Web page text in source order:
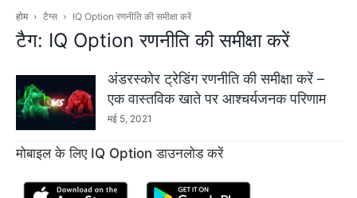
होम टैग्स IQ Option रणनीति की समीक्षा करें
टैग: IQ Option रणनीति की समीक्षा करें
अंडरस्कोर ट्रेडिंग रणनीति की समीक्षा करें –
एक वास्तविक खाते पर आश्चर्यजनक परिणाम
मई 5, 2021
मोबाइल के लिए IQ Option डाउनलोड करें